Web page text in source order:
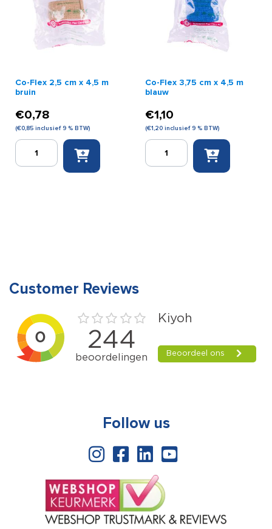
Co-Flex 2,5 cm x 4,5 m
bruin
€0,78
(€0,85 inclusief 9 % BTW)
Co-
Co-Flex 3,75 cm x 4,5 m
blauw
€1,10
(€1,20 inclusief 9 % BTW)
Co-
Customer Reviews
Follow us